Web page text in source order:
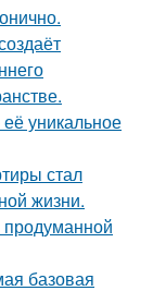
уникальное
стал
жизни.
базовая